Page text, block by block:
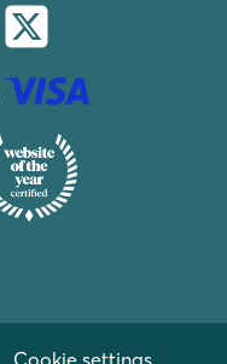
Cookie settings